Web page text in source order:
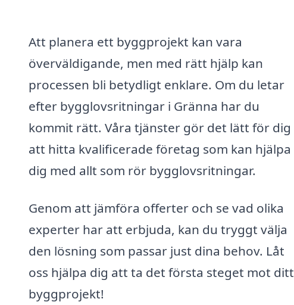
Att planera ett byggprojekt kan vara
överväldigande, men med rätt hjälp kan
processen bli betydligt enklare. Om du letar
efter bygglovsritningar i Gränna har du
kommit rätt. Våra tjänster gör det lätt för dig
att hitta kvalificerade företag som kan hjälpa
dig med allt som rör bygglovsritningar.
Genom att jämföra offerter och se vad olika
experter har att erbjuda, kan du tryggt välja
den lösning som passar just dina behov. Låt
oss hjälpa dig att ta det första steget mot ditt
byggprojekt!